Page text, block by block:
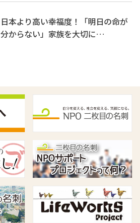
日本より高い幸福度！「明日の命が
分からない」家族を大切に…